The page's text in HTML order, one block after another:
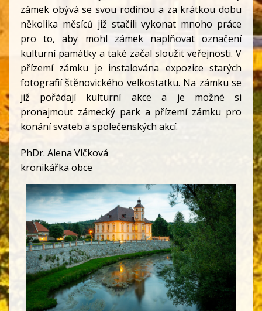
zámek obývá se svou rodinou a za krátkou dobu
několika měsíců již stačili vykonat mnoho práce
pro to, aby mohl zámek naplňovat označení
kulturní památky a také začal sloužit veřejnosti. V
přízemí zámku je instalována expozice starých
fotografií štěnovického velkostatku. Na zámku se
již pořádají kulturní akce a je možné si
pronajmout zámecký park a přízemí zámku pro
konání svateb a společenských akcí.
PhDr. Alena Vlčková
kronikářka obce